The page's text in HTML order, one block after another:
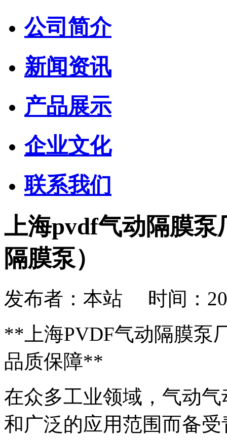
公司简介
新闻资讯
产品展示
企业文化
联系我们
上海pvdf气动隔膜泵
隔膜泵）
发布者：本站 时间：
**上海PVDF气动隔膜泵
品质保障**
在众多工业领域，气动
和广泛的应用范围而备